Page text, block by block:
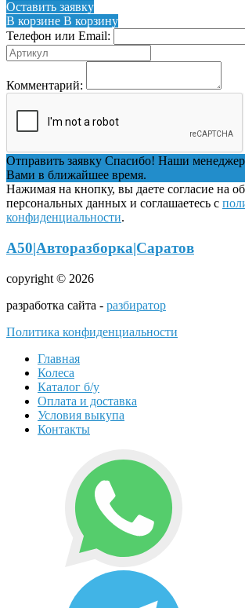
Оставить заявку
В корзине В корзину
Телефон или Email:
Комментарий:
Отправить заявку Спасибо! Наши
Вами в ближайшее время.
Нажимая на кнопку, вы даете согласие на
персональных данных и соглашаетесь с
конфиденциальности.
А50|Авторазборка|Саратов
copyright © 2026
разработка сайта - разбиратор
Политика конфиденциальности
Главная
Колеса
Каталог б/у
Оплата и доставка
Условия выкупа
Контакты